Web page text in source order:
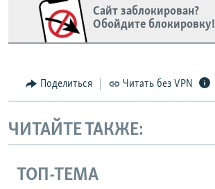
Сайт заблокирован?
Обойдите блокировку!
Поделиться Читать без VPN
ЧИТАЙТЕ ТАКЖЕ:
ТОП-ТЕМА